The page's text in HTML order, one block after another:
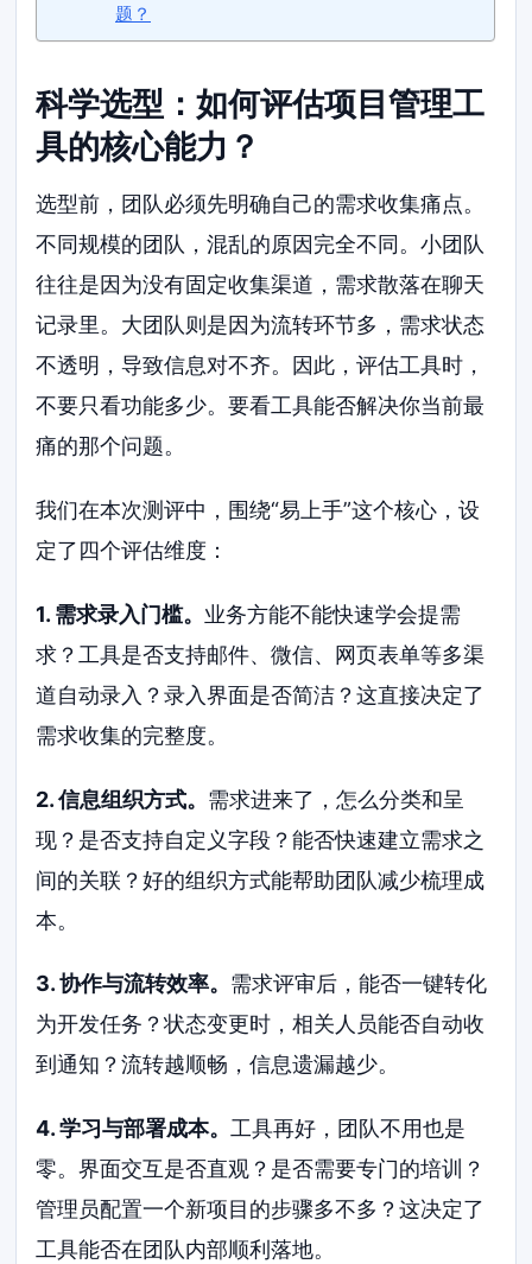
题？
科学选型：如何评估项目管理工
具的核心能力？
选型前，团队必须先明确自己的需求收集痛点。
不同规模的团队，混乱的原因完全不同。小团队
往往是因为没有固定收集渠道，需求散落在聊天
记录里。大团队则是因为流转环节多，需求状态
不透明，导致信息对不齐。因此，评估工具时，
不要只看功能多少。要看工具能否解决你当前最
痛的那个问题。
我们在本次测评中，围绕“易上手”这个核心，设
定了四个评估维度：
1. 需求录入门槛。 业务方能不能快速学会提需
求？工具是否支持邮件、微信、网页表单等多渠
道自动录入？录入界面是否简洁？这直接决定了
需求收集的完整度。
2. 信息组织方式。 需求进来了，怎么分类和呈
现？是否支持自定义字段？能否快速建立需求之
间的关联？好的组织方式能帮助团队减少梳理成
本。
3. 协作与流转效率。 需求评审后，能否一键转化
为开发任务？状态变更时，相关人员能否自动收
到通知？流转越顺畅，信息遗漏越少。
4. 学习与部署成本。 工具再好，团队不用也是
零。界面交互是否直观？是否需要专门的培训？
管理员配置一个新项目的步骤多不多？这决定了
工具能否在团队内部顺利落地。